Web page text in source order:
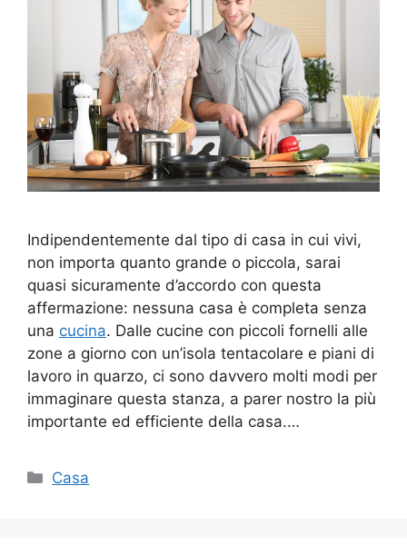
Indipendentemente dal tipo di casa in cui vivi,
non importa quanto grande o piccola, sarai
quasi sicuramente d’accordo con questa
affermazione: nessuna casa è completa senza
una cucina. Dalle cucine con piccoli fornelli alle
zone a giorno con un’isola tentacolare e piani di
lavoro in quarzo, ci sono davvero molti modi per
immaginare questa stanza, a parer nostro la più
importante ed efficiente della casa.…
Categorie
Casa